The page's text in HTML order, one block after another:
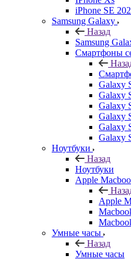
iPhone SE
Samsung Galaxy
Назад
Samsung
Смартфоны
Galaxy
Galaxy
Galaxy
Galaxy
Galaxy
Galaxy
Ноутбуки
Назад
Ноутбуки
Apple
Apple
Умные часы
Назад
Умные часы